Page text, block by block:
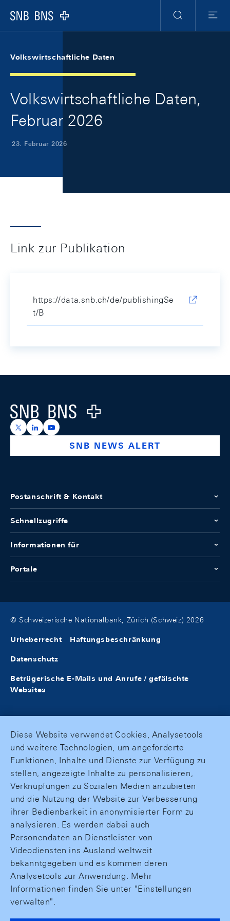
Logo
Suche
Menu
Volkswirtschaftliche Daten
Volkswirtschaftliche Daten,
Februar 2026
23. Februar 2026
Link zur Publikation
https://data.snb.ch/de/publishingSe
t/B
Logo
https://x.com/snb_bns
https://ch.linkedin.com/company/swiss-national-
https://www.youtube.com/@swissnationalbank
SNB NEWS ALERT
Postanschrift & Kontakt
Schnellzugriffe
Informationen für
Portale
© Schweizerische Nationalbank, Zürich (Schweiz) 2026
Urheberrecht Haftungsbeschränkung
Datenschutz
Betrügerische E-Mails und Anrufe / gefälschte
Websites
Diese Website verwendet Cookies, Analysetools
und weitere Technologien, um angeforderte
Funktionen, Inhalte und Dienste zur Verfügung zu
stellen, angezeigte Inhalte zu personalisieren,
Verknüpfungen zu Sozialen Medien anzubieten
und die Nutzung der Website zur Verbesserung
ihrer Bedienbarkeit in anonymisierter Form zu
analysieren. Es werden dabei auch
Personendaten an Dienstleister von
Videodiensten ins Ausland weltweit
bekanntgegeben und es kommen deren
Analysetools zur Anwendung. Mehr
Informationen finden Sie unter "Einstellungen
verwalten".